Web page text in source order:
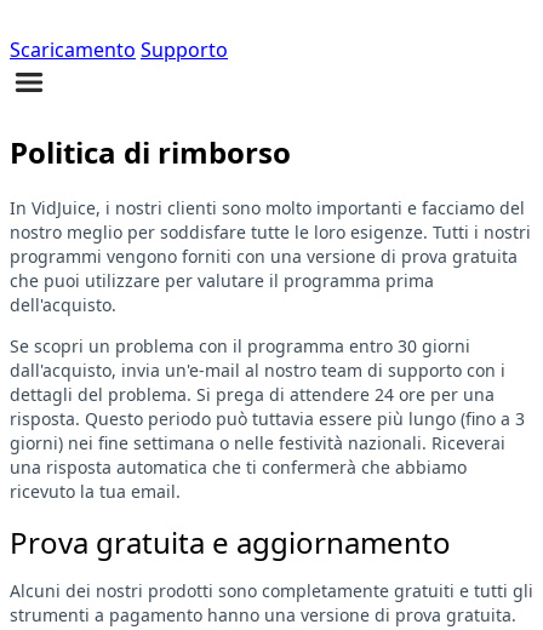
Scaricamento Supporto
Politica di rimborso
In VidJuice, i nostri clienti sono molto importanti e facciamo del
nostro meglio per soddisfare tutte le loro esigenze. Tutti i nostri
programmi vengono forniti con una versione di prova gratuita
che puoi utilizzare per valutare il programma prima
dell'acquisto.
Se scopri un problema con il programma entro 30 giorni
dall'acquisto, invia un'e-mail al nostro team di supporto con i
dettagli del problema. Si prega di attendere 24 ore per una
risposta. Questo periodo può tuttavia essere più lungo (fino a 3
giorni) nei fine settimana o nelle festività nazionali. Riceverai
una risposta automatica che ti confermerà che abbiamo
ricevuto la tua email.
Prova gratuita e aggiornamento
Alcuni dei nostri prodotti sono completamente gratuiti e tutti gli
strumenti a pagamento hanno una versione di prova gratuita.